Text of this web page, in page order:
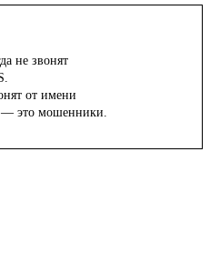
не звонят
от имени
— это мошенники.